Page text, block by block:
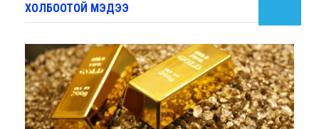
ХОЛБООТОЙ МЭДЭЭ